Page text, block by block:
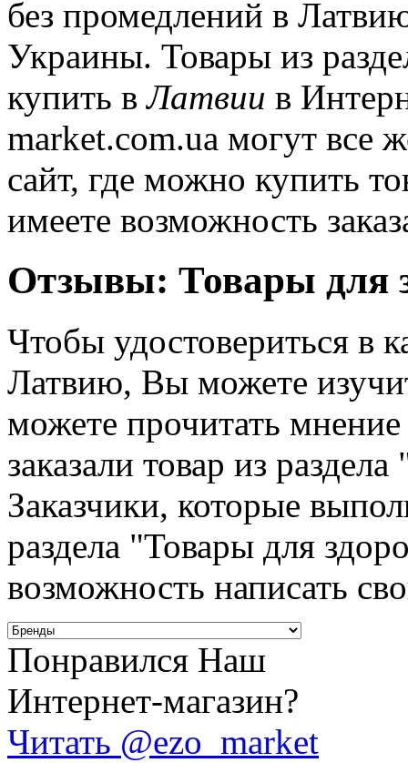
без промедлений в
Украины. Товары из
купить вЛатвии в
market.com.ua могут все
сайт, где можно купить
имеете возможность
Отзывы: Товары для
Чтобы удостовериться в
Латвию, Вы можете
можете прочитать
заказали товар из
Заказчики, которые
раздела "Товары для
возможность написать
Понравился Наш
Интернет-магазин?
Читать @ezo_market